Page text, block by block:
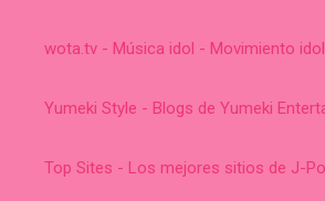
wota.tv - Música idol - Movimiento idol
Yumeki Style - Blogs de Yumeki
Top Sites - Los mejores sitios de J-